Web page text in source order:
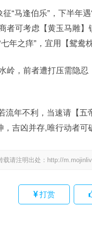
“马逢伯乐”，下半年
者可考虑【黄玉马雕
年之痒”，宜用【鸳鸯
岭，前者遭打压需隐忍
流年不利，当速请【
吉凶并存,唯行动者可
请注明出处： http://
打赏